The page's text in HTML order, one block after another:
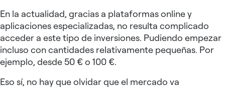
En la actualidad, gracias a plataformas online y
aplicaciones especializadas, no resulta complicado
acceder a este tipo de inversiones. Pudiendo empezar
incluso con cantidades relativamente pequeñas. Por
ejemplo, desde 50 € o 100 €.
Eso sí, no hay que olvidar que el mercado va